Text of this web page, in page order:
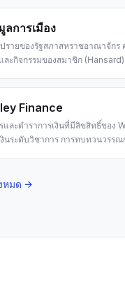
การเมือง
รายของรัฐสภาสหราชอาณาจักร
ะกิจกรรมของสมาชิก (Hansard)
Finance
และตำราการเงินที่มีลิขสิทธิ์ของ
นระดับวิชาการ การทบทวนวรรณ
หมด →